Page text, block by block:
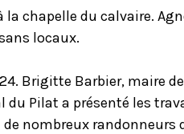
chapelle du calvaire.
locaux.
Brigitte Barbier, maire
Pilat a présenté les
nombreux randonneurs